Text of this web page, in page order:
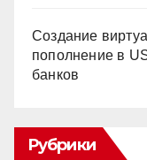
Создание
пополнение в
банков
Рубрики